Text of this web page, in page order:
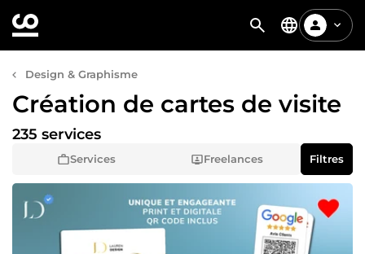
Design & Graphisme
Création de cartes de visite
Services Freelances
235 services
Filtres